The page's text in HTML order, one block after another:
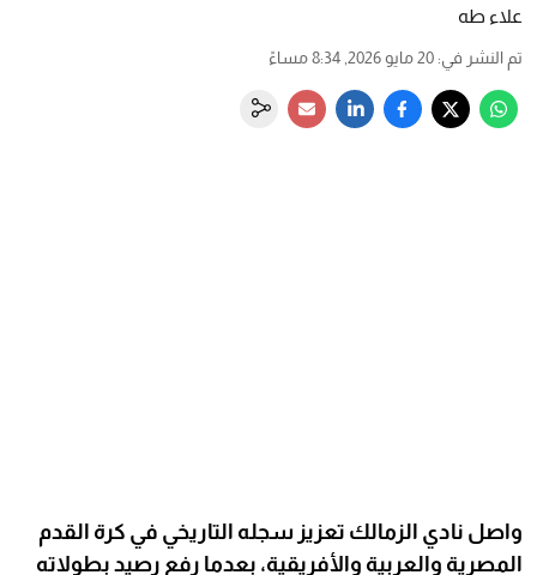
علاء طه
تم النشر في: 20 مايو 2026, 8:34 مساءً
واصل نادي الزمالك تعزيز سجله التاريخي في كرة القدم
المصرية والعربية والأفريقية، بعدما رفع رصيد بطولاته